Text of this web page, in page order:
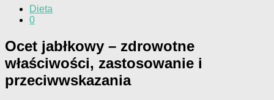
Dieta
0
Ocet jabłkowy – zdrowotne
właściwości, zastosowanie i
przeciwwskazania